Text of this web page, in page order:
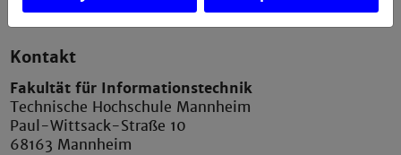
Kontakt
Fakultät für Informationstechnik
Technische Hochschule Mannheim
Paul-Wittsack-Straße 10
68163 Mannheim